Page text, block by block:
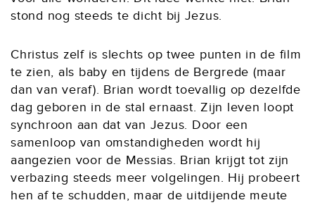
stond nog steeds te dicht bij Jezus.
Christus zelf is slechts op twee punten in de film
te zien, als baby en tijdens de Bergrede (maar
dan van veraf). Brian wordt toevallig op dezelfde
dag geboren in de stal ernaast. Zijn leven loopt
synchroon aan dat van Jezus. Door een
samenloop van omstandigheden wordt hij
aangezien voor de Messias. Brian krijgt tot zijn
verbazing steeds meer volgelingen. Hij probeert
hen af te schudden, maar de uitdijende meute